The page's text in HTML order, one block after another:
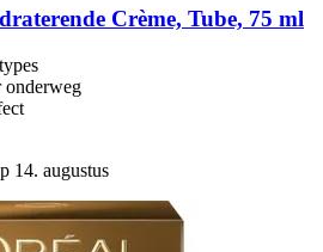
Crème, Tube, 75 ml
onderweg
14. augustus